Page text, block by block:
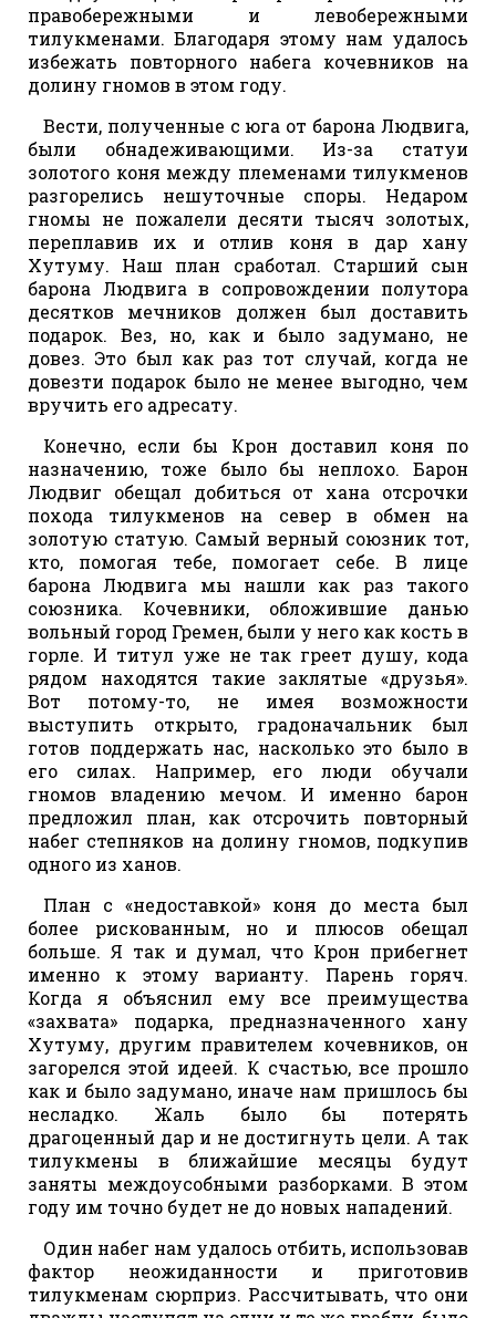
правобережными и левобережными
тилукменами. Благодаря этому нам удалось
избежать повторного набега кочевников на
долину гномов в этом году.
Вести, полученные с юга от барона Людвига,
были обнадеживающими. Из-за статуи
золотого коня между племенами тилукменов
разгорелись нешуточные споры. Недаром
гномы не пожалели десяти тысяч золотых,
переплавив их и отлив коня в дар хану
Хутуму. Наш план сработал. Старший сын
барона Людвига в сопровождении полутора
десятков мечников должен был доставить
подарок. Вез, но, как и было задумано, не
довез. Это был как раз тот случай, когда не
довезти подарок было не менее выгодно, чем
вручить его адресату.
Конечно, если бы Крон доставил коня по
назначению, тоже было бы неплохо. Барон
Людвиг обещал добиться от хана отсрочки
похода тилукменов на север в обмен на
золотую статую. Самый верный союзник тот,
кто, помогая тебе, помогает себе. В лице
барона Людвига мы нашли как раз такого
союзника. Кочевники, обложившие данью
вольный город Гремен, были у него как кость в
горле. И титул уже не так греет душу, кода
рядом находятся такие заклятые «друзья».
Вот потому-то, не имея возможности
выступить открыто, градоначальник был
готов поддержать нас, насколько это было в
его силах. Например, его люди обучали
гномов владению мечом. И именно барон
предложил план, как отсрочить повторный
набег степняков на долину гномов, подкупив
одного из ханов.
План с «недоставкой» коня до места был
более рискованным, но и плюсов обещал
больше. Я так и думал, что Крон прибегнет
именно к этому варианту. Парень горяч.
Когда я объяснил ему все преимущества
«захвата» подарка, предназначенного хану
Хутуму, другим правителем кочевников, он
загорелся этой идеей. К счастью, все прошло
как и было задумано, иначе нам пришлось бы
несладко. Жаль было бы потерять
драгоценный дар и не достигнуть цели. А так
тилукмены в ближайшие месяцы будут
заняты междоусобными разборками. В этом
году им точно будет не до новых нападений.
Один набег нам удалось отбить, использовав
фактор неожиданности и приготовив
тилукменам сюрприз. Рассчитывать, что они